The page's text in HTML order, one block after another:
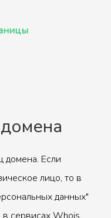
домена. Если
лицо, то в
данных"